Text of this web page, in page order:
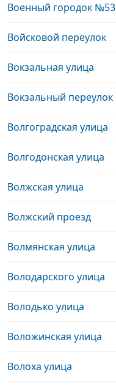
Военный городок №53
Войсковой переулок
Вокзальная улица
Вокзальный переулок
Волгоградская улица
Волгодонская улица
Волжская улица
Волжский проезд
Волмянская улица
Володарского улица
Володько улица
Воложинская улица
Волоха улица